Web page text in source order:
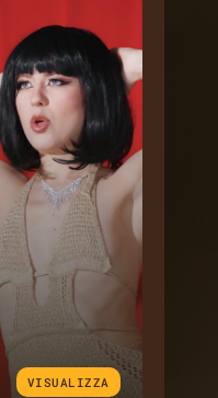
VISUALIZZA